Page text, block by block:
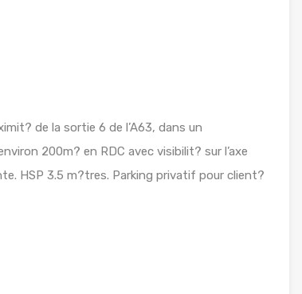
de la sortie 6 de l’A63, dans un
200m? en RDC avec visibilit? sur l’axe
HSP 3.5 m?tres. Parking privatif pour client?